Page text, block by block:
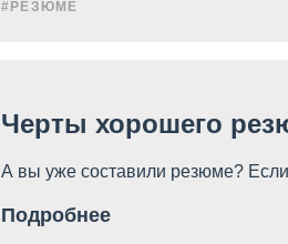
#РЕЗЮМЕ
Черты хорошего
А вы уже составили резюме?
Подробнее